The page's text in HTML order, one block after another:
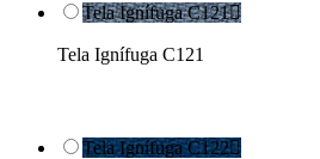
Tela Ignífuga C121
Tela Ignífuga C121
Tela Ignífuga C122